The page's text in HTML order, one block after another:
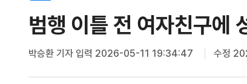
범행 이틀 전 여자친구에
박승환 기자입력 2026-05-11 19:34:47 수정